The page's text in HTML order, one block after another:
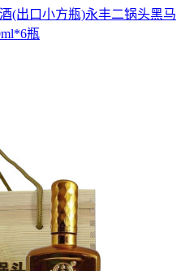
(出口小方瓶)永丰二锅头黑马
瓶